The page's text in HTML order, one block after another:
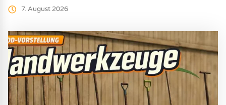
7. August 2026